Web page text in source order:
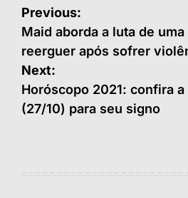
Navegação
de
Post
Previous:
Maid aborda a luta de
reerguer após sofrer
Next:
Horóscopo 2021: confira
(27/10) para seu signo